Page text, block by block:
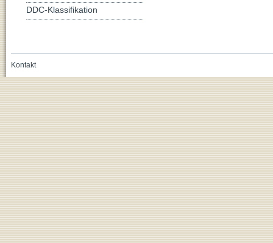
DDC-Klassifikation
Kontakt